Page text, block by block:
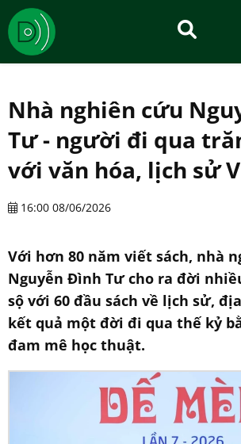
Nhà nghiên cứu
Tư - người đi qua
với văn hóa, lịch sử
16:00 08/06/2026
Với hơn 80 năm viết sách, nhà
Nguyễn Đình Tư cho ra đời
sộ với 60 đầu sách về lịch sử,
kết quả một đời đi qua thế kỷ
đam mê học thuật.